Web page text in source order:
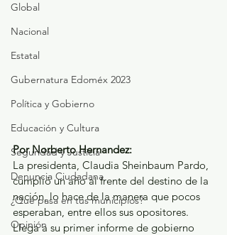
Global
Nacional
Estatal
Gubernatura Edoméx 2023
Política y Gobierno
Educación y Cultura
Seguridad y Justicia
Denuncia Ciudadana
¿Qué pasa en tus municipios?
Opinión
Por Norberto Hernandez:
La presidenta, Claudia Sheinbaum Pardo,
cumplió un año al frente del destino de la
nación, lo hace de la manera que pocos
esperaban, entre ellos sus opositores.
Llega a su primer informe de gobierno